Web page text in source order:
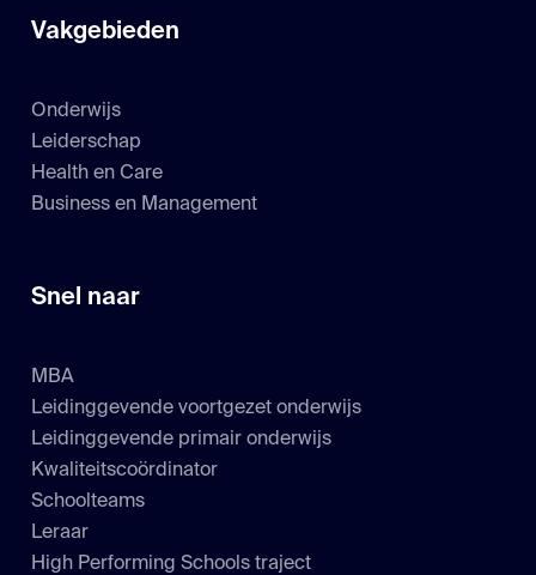
Vakgebieden
Onderwijs
Leiderschap
Health en Care
Business en Management
Snel naar
MBA
Leidinggevende voortgezet onderwijs
Leidinggevende primair onderwijs
Kwaliteitscoördinator
Schoolteams
Leraar
High Performing Schools traject